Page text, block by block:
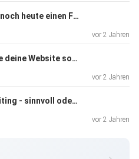
5 Gründe, warum du noch heute einen Firmen-Podcast starten solltest
vor 2 Jahren
7 einfache Tipps, wie deine Website sofort attraktiver auf Bewerber wirkt
vor 2 Jahren
Anzeigen und Recruiting - sinnvoll oder zu kurz gedacht?
vor 2 Jahren